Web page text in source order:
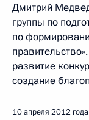
Дмитрий
группы по
по
развитие
создание
10 апреля 2012 года